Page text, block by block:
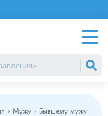
Мужу Бывшему мужу